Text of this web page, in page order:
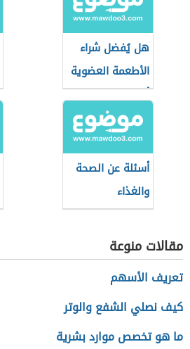
هل يُفضل شراء
الأطعمة العضوية
أثناء التسوق؟
أسئلة عن الصحة
والغذاء
مقالات منوعة
تعريف الأسهم
كيف نصلي الشفع والوتر
ما هو تخصص موارد بشرية